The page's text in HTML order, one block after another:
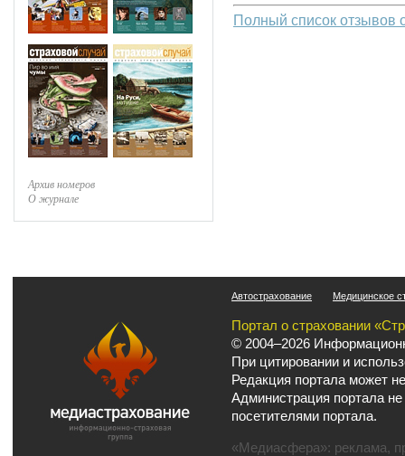
Архив номеров
О журнале
Полный список отзывов
Автострахование Медицинское
Портал о страховании
© 2004–2026
При цитировании и
Редакция портала может
Администрация портала
посетителями портала.
«Медиасфера»: реклама,